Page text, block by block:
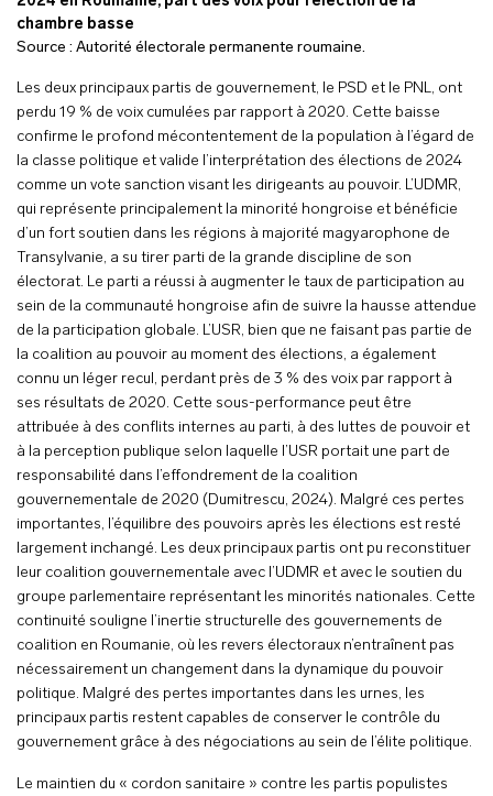
chambre basse
Source : Autorité électorale permanente roumaine.
Les deux principaux partis de gouvernement, le PSD et le PNL, ont
perdu 19 % de voix cumulées par rapport à 2020. Cette baisse
confirme le profond mécontentement de la population à l’égard de
la classe politique et valide l’interprétation des élections de 2024
comme un vote sanction visant les dirigeants au pouvoir. L’UDMR,
qui représente principalement la minorité hongroise et bénéficie
d’un fort soutien dans les régions à majorité magyarophone de
Transylvanie, a su tirer parti de la grande discipline de son
électorat. Le parti a réussi à augmenter le taux de participation au
sein de la communauté hongroise afin de suivre la hausse attendue
de la participation globale. L’USR, bien que ne faisant pas partie de
la coalition au pouvoir au moment des élections, a également
connu un léger recul, perdant près de 3 % des voix par rapport à
ses résultats de 2020. Cette sous-performance peut être
attribuée à des conflits internes au parti, à des luttes de pouvoir et
à la perception publique selon laquelle l’USR portait une part de
responsabilité dans l’effondrement de la coalition
gouvernementale de 2020 (Dumitrescu, 2024). Malgré ces pertes
importantes, l’équilibre des pouvoirs après les élections est resté
largement inchangé. Les deux principaux partis ont pu reconstituer
leur coalition gouvernementale avec l’UDMR et avec le soutien du
groupe parlementaire représentant les minorités nationales. Cette
continuité souligne l’inertie structurelle des gouvernements de
coalition en Roumanie, où les revers électoraux n’entraînent pas
nécessairement un changement dans la dynamique du pouvoir
politique. Malgré des pertes importantes dans les urnes, les
principaux partis restent capables de conserver le contrôle du
gouvernement grâce à des négociations au sein de l’élite politique.
Le maintien du « cordon sanitaire » contre les partis populistes